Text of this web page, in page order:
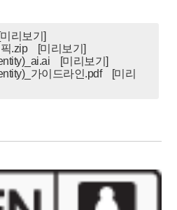
[미리보기]
.zip
[미리보기]
[미리보기]
가이드라인.pdf
[미리